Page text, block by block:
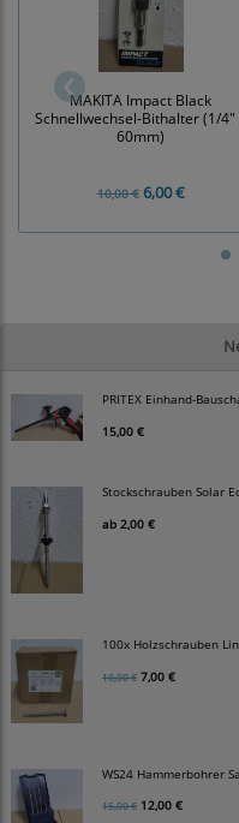
PRITEX Einhand-
15,00 €
Stockschrauben Solar
ab 2,00 €
100x Holzschrauben
10,00 € 7,00 €
WS24 Hammerbohrer
15,00 € 12,00 €
MAKITA Impact Black
Schnellwechsel-Bithalter (1/4"
60mm)
10,00 €6,00 €